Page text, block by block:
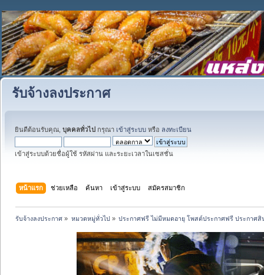
รับจ้างลงประกาศ
ยินดีต้อนรับคุณ, บุคคลทั่วไป กรุณา เข้าสู่ระบบ หรือ ลงทะเบียน
เข้าสู่ระบบด้วยชื่อผู้ใช้ รหัสผ่าน และระยะเวลาในเซสชั่น
หน้าแรก ช่วยเหลือ ค้นหา เข้าสู่ระบบ สมัครสมาชิก
รับจ้างลงประกาศ » หมวดหมู่ทั่วไป» ประกาศฟรี ไม่มีหมดอายุ โพสต์ประกาศฟรี ประกาศ